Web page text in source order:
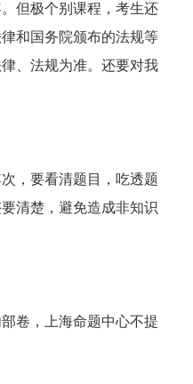
但极个别课程，考生还
和国务院颁布的法规等
、法规为准。还要对我
，要看清题目，吃透题
清楚，避免造成非知识
卷，上海命题中心不提